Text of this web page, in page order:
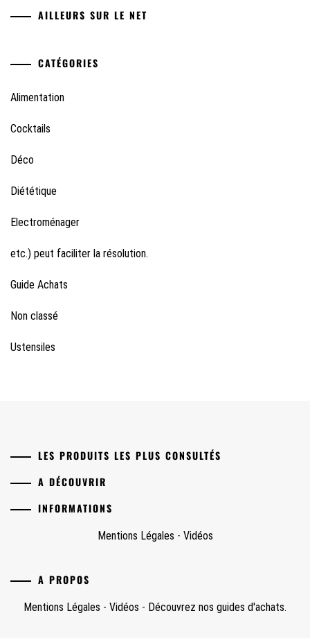
AILLEURS SUR LE NET
CATÉGORIES
Alimentation
Cocktails
Déco
Diététique
Electroménager
etc.) peut faciliter la résolution.
Guide Achats
Non classé
Ustensiles
LES PRODUITS LES PLUS CONSULTÉS
A DÉCOUVRIR
INFORMATIONS
Mentions Légales - Vidéos
A PROPOS
Mentions Légales - Vidéos - Découvrez nos guides d'achats.